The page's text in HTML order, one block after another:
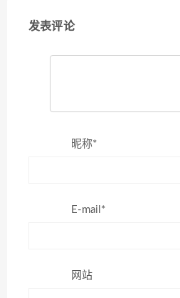
发表评论
昵称*
E-mail*
网站